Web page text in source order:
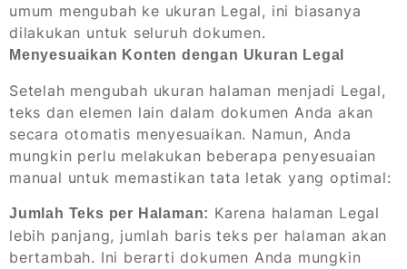
umum mengubah ke ukuran Legal, ini biasanya
dilakukan untuk seluruh dokumen.
Menyesuaikan Konten dengan Ukuran Legal
Setelah mengubah ukuran halaman menjadi Legal,
teks dan elemen lain dalam dokumen Anda akan
secara otomatis menyesuaikan. Namun, Anda
mungkin perlu melakukan beberapa penyesuaian
manual untuk memastikan tata letak yang optimal:
Jumlah Teks per Halaman: Karena halaman Legal
lebih panjang, jumlah baris teks per halaman akan
bertambah. Ini berarti dokumen Anda mungkin